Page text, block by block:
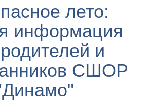
лето:
информация
и
СШОР